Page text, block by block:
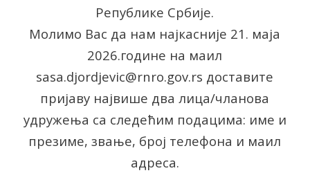
Републике Србије.
Молимо Вас да нам најкасније 21. маја
2026.године на маил
sasa.djordjevic@rnro.gov.rs доставите
пријаву највише два лица/чланова
удружења са следећим подацима: име и
презиме, звање, број телефона и маил
адреса.